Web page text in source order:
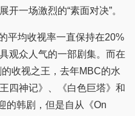
一场激烈的“素面对决”。
均收视率一直保持在20%
观众人气的一部剧集。而在
收视之王，去年MBC的水
四神记》、《白色巨塔》和
的韩剧，但是自从《On